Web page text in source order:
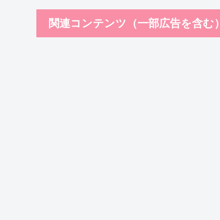
関連コンテンツ（一部広告を含む